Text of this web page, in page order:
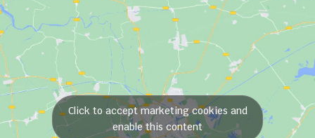
Click to accept marketing cookies and
enable this content